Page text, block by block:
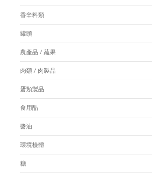
香辛料類
罐頭
農產品 / 蔬果
肉類 / 肉製品
蛋類製品
食用醋
醬油
環境檢體
糖